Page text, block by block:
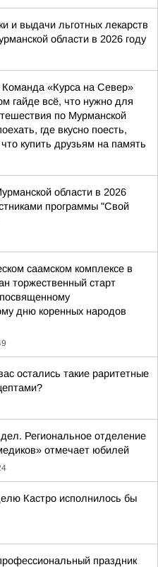
и выдачи льготных лекарств
области в 2026 году
«Курса на Север»
гайде всё, что нужно для
по Мурманской
где вкусно поесть,
купить друзьям на память
области в 2026
программы "Свой
саамском комплексе в
торжественный старт
дню коренных народов
остались такие раритетные
Региональное отделение
отмечает юбилей
Кастро исполнилось бы
праздник